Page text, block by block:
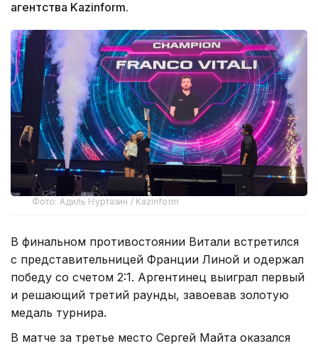
агентства Kazinform.
Фото: Адиль Нуртазин / Kazinform
В финальном противостоянии Витали встретился
с представительницей Франции Линой и одержал
победу со счетом 2:1. Аргентинец выиграл первый
и решающий третий раунды, завоевав золотую
медаль турнира.
В матче за третье место Сергей Майта оказался